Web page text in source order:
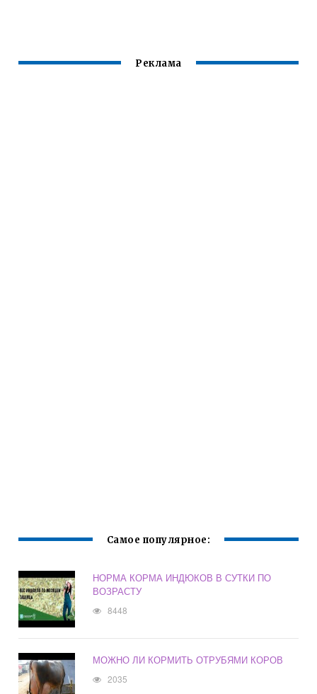
Реклама
Самое популярное:
НОРМА КОРМА ИНДЮКОВ В СУТКИ ПО
ВОЗРАСТУ
8448
МОЖНО ЛИ КОРМИТЬ ОТРУБЯМИ КОРОВ
2035